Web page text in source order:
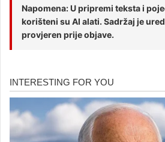
Napomena: U pripremi teksta i
korišteni su AI alati. Sadržaj je
provjeren prije objave.